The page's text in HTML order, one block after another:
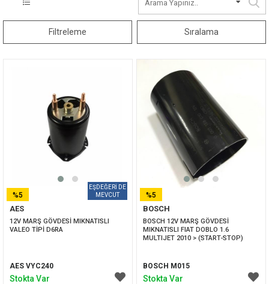
Filtreleme Sıralama
AES
12V MARŞ GÖVDESİ MIKNATISLI
VALEO TİPİ D6RA
AES VYC240
%5
İNDIRIM
Stokta Var
BOSCH
BOSCH 12V MARŞ GÖVDESİ
MIKNATISLI FIAT DOBLO 1.6
MULTIJET 2010 > (START-STOP)
BOSCH M015
%5
İNDIRIM
Stokta Var